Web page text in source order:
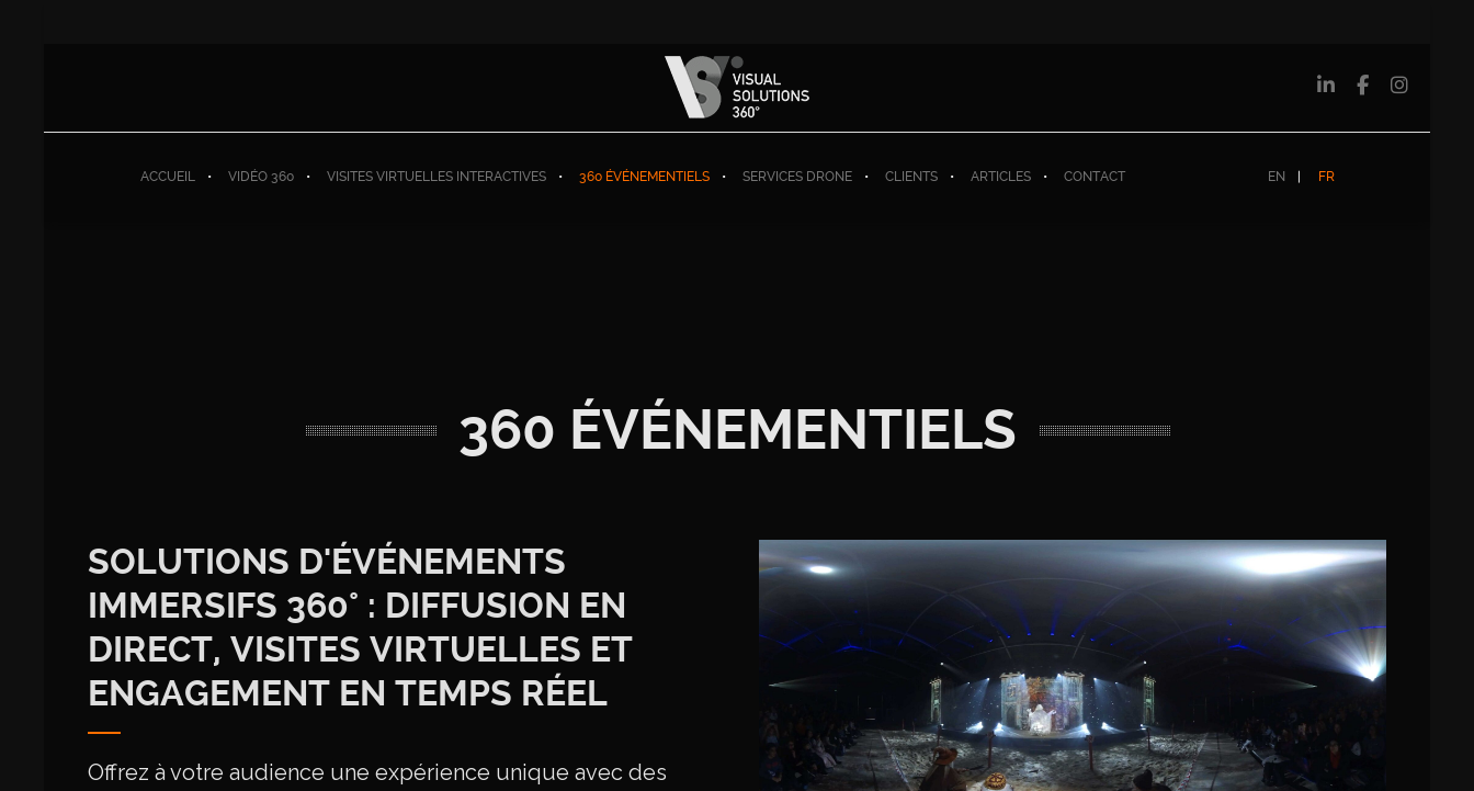
ACCUEIL VIDÉO 360 VISITES VIRTUELLES INTERACTIVES 360 ÉVÉNEMENTIELS SERVICES DRONE CLIENTS ARTICLES CONTACT EN FR
360 ÉVÉNEMENTIELS
SOLUTIONS D'ÉVÉNEMENTS
IMMERSIFS 360° : DIFFUSION EN
DIRECT, VISITES VIRTUELLES ET
ENGAGEMENT EN TEMPS RÉEL
Offrez à votre audience une expérience unique avec des